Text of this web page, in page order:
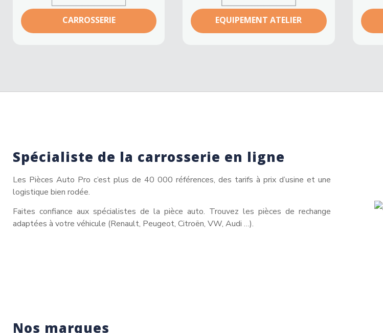
CARROSSERIE EQUIPEMENT ATELIER
Spécialiste de la carrosserie en ligne
Les Pièces Auto Pro c’est plus de 40 000 références, des tarifs à prix d’usine et une
logistique bien rodée.
Faites confiance aux spécialistes de la pièce auto. Trouvez les pièces de rechange
adaptées à votre véhicule (Renault, Peugeot, Citroën, VW, Audi …).
Nos marques